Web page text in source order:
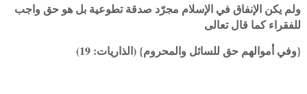
ولم يكن الإنفاق في الإسلام مجرّد صدقة تطوعية بل هو حق واجب
للفقراء كما قال تعالى
{وفي أموالهم حق للسائل والمحروم} (الذاريات: 19)